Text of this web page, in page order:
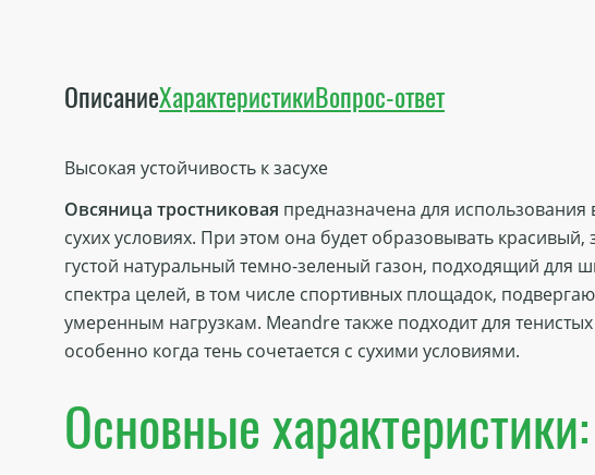
ОписаниеХарактеристикиВопрос-ответ
Высокая устойчивость к засухе
Овсяница тростниковая предназначена для использования
сухих условиях. При этом она будет образовывать
густой натуральный темно-зеленый газон, подходящий для
спектра целей, в том числе спортивных площадок,
умеренным нагрузкам. Meandre также подходит для
особенно когда тень сочетается с сухими условиями.
Основные характеристики: